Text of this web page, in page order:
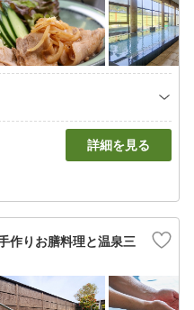
詳細を見る
作りお膳料理と温泉三